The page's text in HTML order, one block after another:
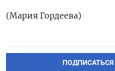
(Мария Гордеева)
ПОДПИСАТЬСЯ